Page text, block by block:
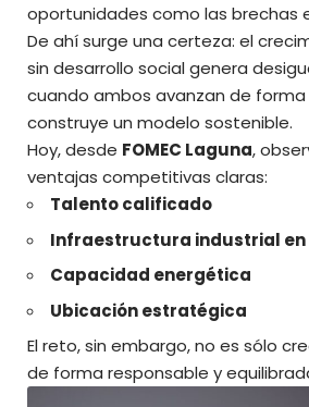
oportunidades como las brechas
De ahí surge una certeza: el
sin desarrollo social genera
cuando ambos avanzan de forma
construye un modelo sostenible.
Hoy, desde FOMEC Laguna,
ventajas competitivas claras:
Talento calificado
Infraestructura industrial en
Capacidad energética
Ubicación estratégica
El reto, sin embargo, no es sólo
de forma responsable y